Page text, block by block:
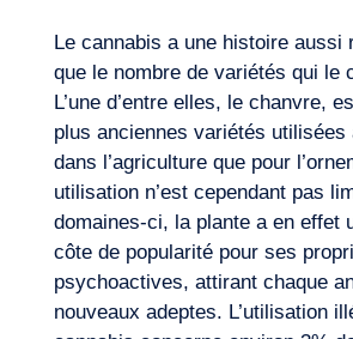
Le cannabis a une histoire aussi
que le nombre de variétés qui le
L’une d’entre elles, le chanvre,
plus anciennes variétés utilisées
dans l’agriculture que pour
utilisation n’est cependant pas
domaines-ci, la plante a en effet
côte de popularité pour ses
psychoactives, attirant chaque
nouveaux adeptes. L’utilisation